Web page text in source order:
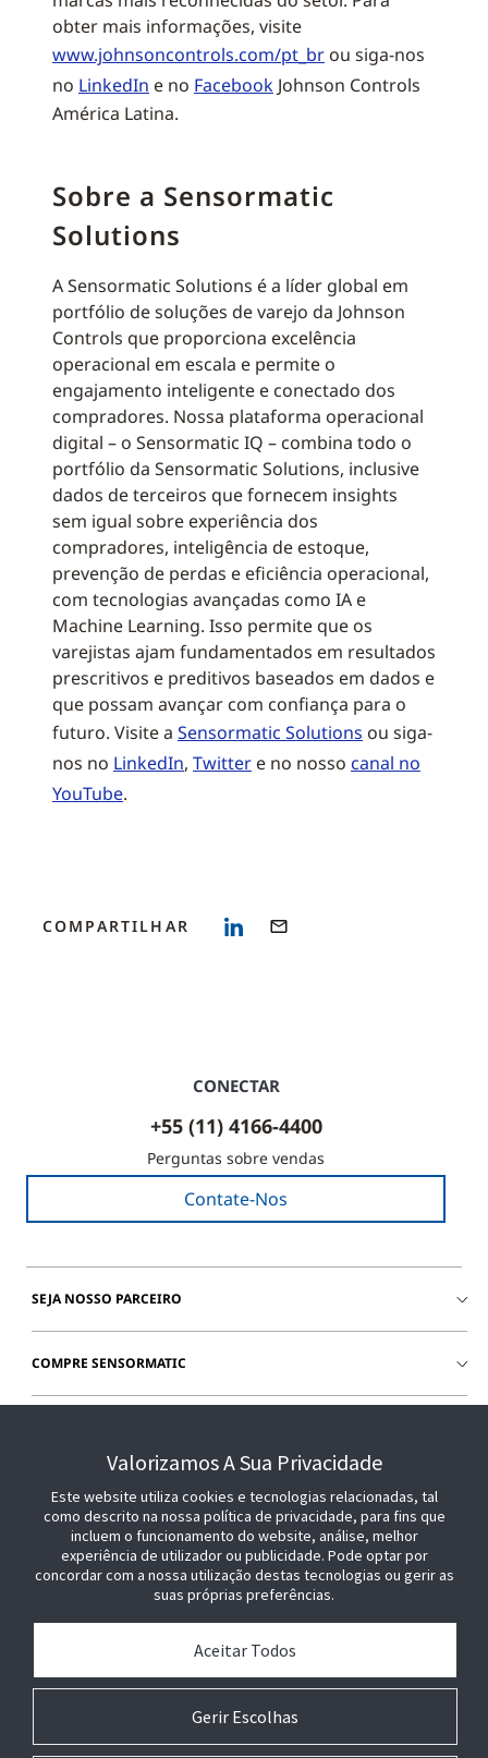
obter mais informações, visite
www.johnsoncontrols.com/pt_br ou siga-nos
no LinkedIn e no Facebook Johnson Controls
América Latina.
Sobre a Sensormatic
Solutions
A Sensormatic Solutions é a líder global em
portfólio de soluções de varejo da Johnson
Controls que proporciona excelência
operacional em escala e permite o
engajamento inteligente e conectado dos
compradores. Nossa plataforma operacional
digital – o Sensormatic IQ – combina todo o
portfólio da Sensormatic Solutions, inclusive
dados de terceiros que fornecem insights
sem igual sobre experiência dos
compradores, inteligência de estoque,
prevenção de perdas e eficiência operacional,
com tecnologias avançadas como IA e
Machine Learning. Isso permite que os
varejistas ajam fundamentados em resultados
prescritivos e preditivos baseados em dados e
que possam avançar com confiança para o
futuro. Visite a Sensormatic Solutions ou siga-
nos no LinkedIn, Twitter e no nosso canal no
YouTube.
COMPARTILHAR
CONECTAR
+55 (11) 4166-4400
Perguntas sobre vendas
Contate-Nos
SEJA NOSSO PARCEIRO
COMPRE SENSORMATIC
Valorizamos A Sua Privacidade
Este website utiliza cookies e tecnologias relacionadas, tal
como descrito na nossa política de privacidade, para fins que
incluem o funcionamento do website, análise, melhor
experiência de utilizador ou publicidade. Pode optar por
concordar com a nossa utilização destas tecnologias ou gerir as
suas próprias preferências.
Gerir Escolhas
Aceitar Todos